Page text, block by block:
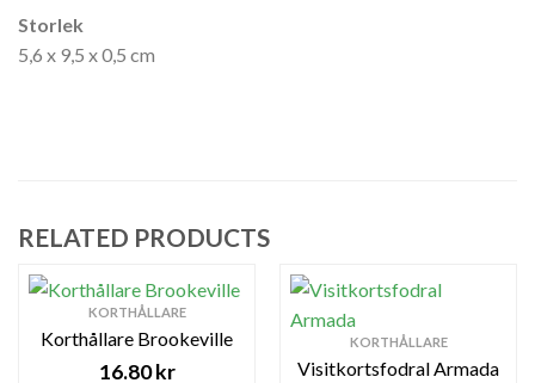
Storlek
5,6 x 9,5 x 0,5 cm
RELATED PRODUCTS
KORTHÅLLARE
Korthållare Brookeville
16.80kr
KORTHÅLLARE
Visitkortsfodral Armada